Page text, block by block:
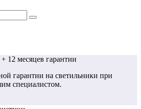
+ 12 месяцев гарантии
гарантии на светильники при
специалистом.